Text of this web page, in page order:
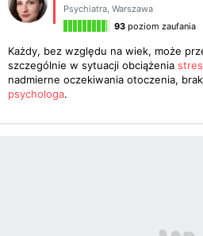
Psychiatra, Warszawa
93 poziom zaufania
Każdy, bez względu na wiek, może
szczególnie w sytuacji obciążenia
nadmierne oczekiwania otoczenia,
psychologa.